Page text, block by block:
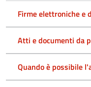
Firme elettroniche e
Atti e documenti da
Quando è possibile